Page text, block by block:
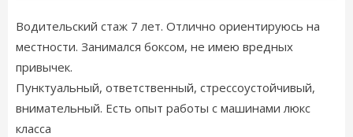
Водительский стаж 7 лет. Отлично ориентируюсь на
местности. Занимался боксом, не имею вредных
привычек.
Пунктуальный, ответственный, стрессоустойчивый,
внимательный. Есть опыт работы с машинами люкс
класса